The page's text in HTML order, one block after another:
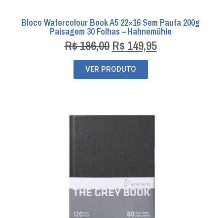
Bloco Watercolour Book A5 22×16 Sem Pauta 200g
Paisagem 30 Folhas – Hahnemühle
R$186,00 R$ 149,95
VER PRODUTO